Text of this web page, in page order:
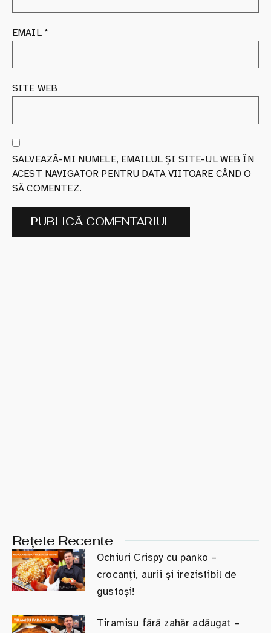
EMAIL *
SITE WEB
SALVEAZĂ-MI NUMELE, EMAILUL ȘI SITE-UL WEB ÎN
ACEST NAVIGATOR PENTRU DATA VIITOARE CÂND O
SĂ COMENTEZ.
Rețete Recente
Ochiuri Crispy cu panko –
crocanți, aurii și irezistibil de
gustoși!
Tiramisu fără zahăr adăugat –